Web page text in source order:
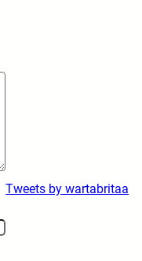
Tweets by wartabritaa